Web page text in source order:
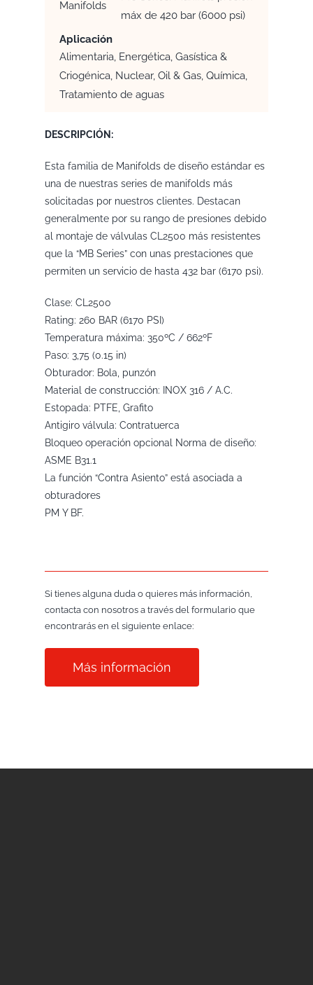
Manifolds
máx de 420 bar (6000 psi)
Aplicación
Alimentaria, Energética, Gasística &
Criogénica, Nuclear, Oil & Gas, Química,
Tratamiento de aguas
DESCRIPCIÓN:
Esta familia de Manifolds de diseño estándar es
una de nuestras series de manifolds más
solicitadas por nuestros clientes. Destacan
generalmente por su rango de presiones debido
al montaje de válvulas CL2500 más resistentes
que la “MB Series” con unas prestaciones que
permiten un servicio de hasta 432 bar (6170 psi).
Clase: CL2500
Rating: 260 BAR (6170 PSI)
Temperatura máxima: 350ºC / 662ºF
Paso: 3,75 (0.15 in)
Obturador: Bola, punzón
Material de construcción: INOX 316 / A.C.
Estopada: PTFE, Grafito
Antigiro válvula: Contratuerca
Bloqueo operación opcional Norma de diseño:
ASME B31.1
La función “Contra Asiento” está asociada a
obturadores
PM Y BF.
Si tienes alguna duda o quieres más información,
contacta con nosotros a través del formulario que
encontrarás en el siguiente enlace:
Más información